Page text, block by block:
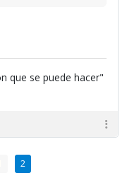
que se puede hacer"
2